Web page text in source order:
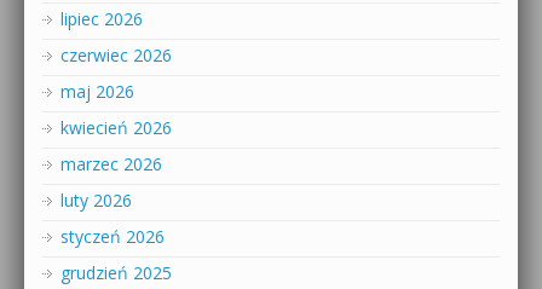
lipiec 2026
czerwiec 2026
maj 2026
kwiecień 2026
marzec 2026
luty 2026
styczeń 2026
grudzień 2025